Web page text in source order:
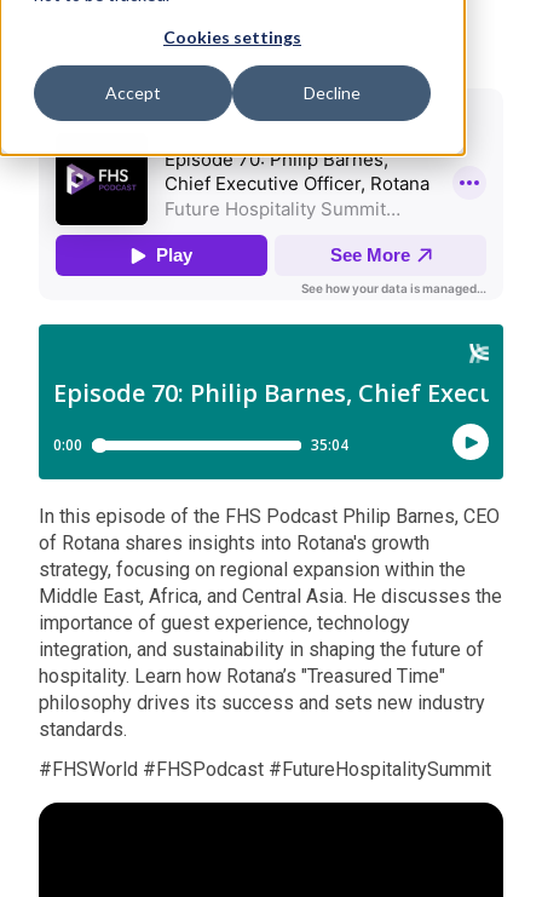
Cookies settings
Accept Decline
In this episode of the FHS Podcast Philip Barnes, CEO
of Rotana shares insights into Rotana's growth
strategy, focusing on regional expansion within the
Middle East, Africa, and Central Asia. He discusses the
importance of guest experience, technology
integration, and sustainability in shaping the future of
hospitality. Learn how Rotana’s "Treasured Time"
philosophy drives its success and sets new industry
standards.
#FHSWorld #FHSPodcast #FutureHospitalitySummit